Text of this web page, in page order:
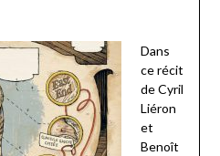
Dans
ce récit
de Cyril
Liéron
et
Benoît